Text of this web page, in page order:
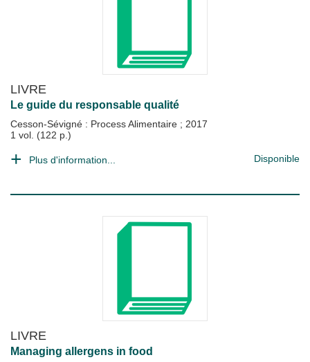
LIVRE
Le guide du responsable qualité
Cesson-Sévigné : Process Alimentaire ; 2017
1 vol. (122 p.)
Plus d'information... Disponible
LIVRE
Managing allergens in food